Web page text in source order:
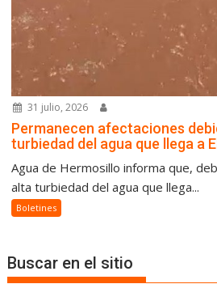
31 julio, 2026
Permanecen afectaciones
turbiedad del agua que llega a
Agua de Hermosillo informa que,
alta turbiedad del agua que llega...
Boletines
Buscar en el sitio